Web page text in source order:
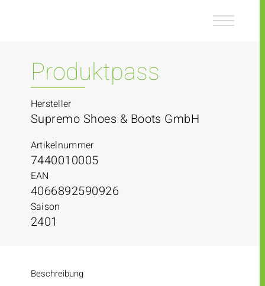
Produktpass
Hersteller
Supremo Shoes & Boots GmbH
Artikelnummer
7440010005
EAN
4066892590926
Saison
2401
Beschreibung